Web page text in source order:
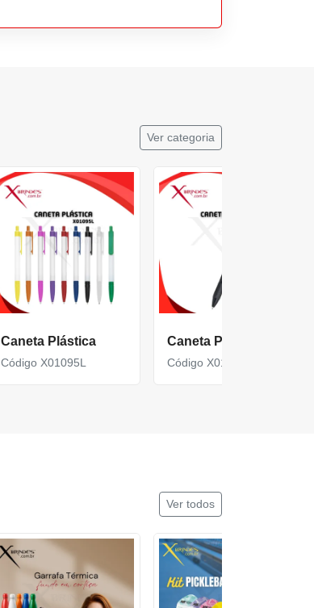
Ver categoria
Caneta Plástica
Código X01095L
Caneta Plástica
Código X01096C
Ver todos